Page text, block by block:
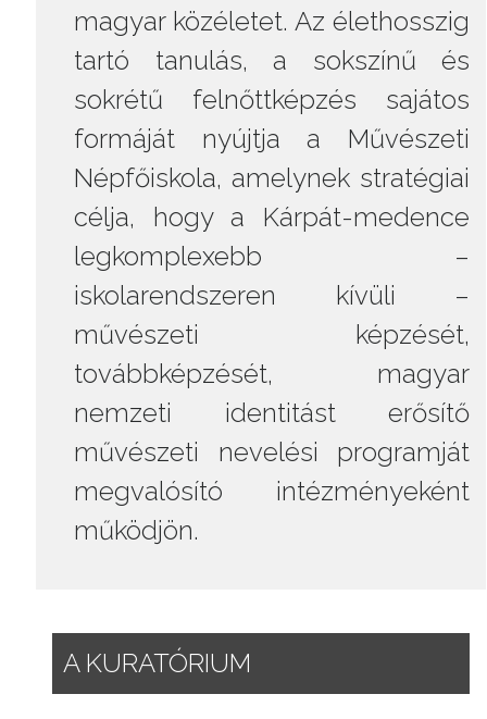
magyar közéletet. Az élethosszig
tartó tanulás, a sokszínű és
sokrétű felnőttképzés sajátos
formáját nyújtja a Művészeti
Népfőiskola, amelynek stratégiai
célja, hogy a Kárpát-medence
legkomplexebb –
iskolarendszeren kívüli –
művészeti képzését,
továbbképzését, magyar
nemzeti identitást erősítő
művészeti nevelési programját
megvalósító intézményeként
működjön.
A KURATÓRIUM